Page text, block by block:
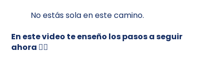
No estás sola en este camino.
En este video te enseño los pasos a seguir
ahora 👇🏼